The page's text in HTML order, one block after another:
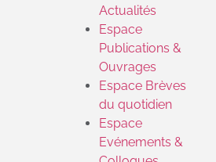
Actualités
Espace
Publications &
Ouvrages
Espace Brèves
du quotidien
Espace
Evénements &